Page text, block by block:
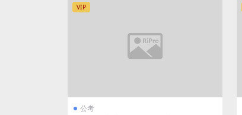
VIP
公考